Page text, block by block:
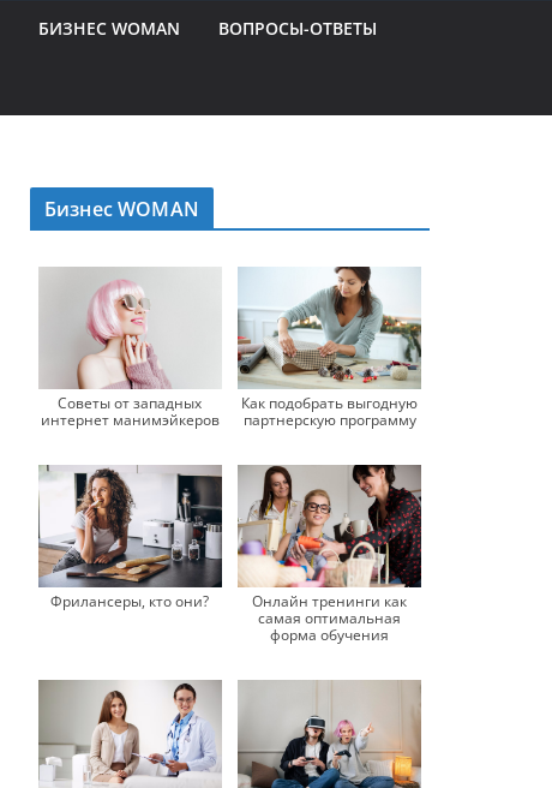
БИЗНЕС WOMAN ВОПРОСЫ-ОТВЕТЫ
Бизнес WOMAN
Советы от западных
интернет манимэйкеров
Как подобрать выгодную
партнерскую программу
Фрилансеры, кто они?
Онлайн тренинги как
самая оптимальная
форма обучения